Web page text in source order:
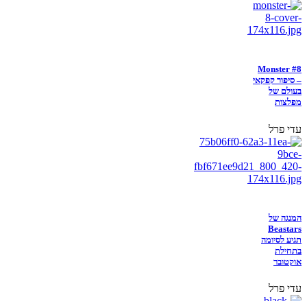
Monster #8
– סיפור קפקאי
בעולם של
מפלצות
עדי פרל
המנגה של
Beastars
תגיע לסיומה
בתחילת
אוקטובר
עדי פרל